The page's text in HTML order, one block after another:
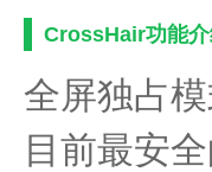
CrossHair功能
全屏独占
目前最安